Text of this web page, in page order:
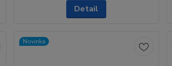
Detail
Novinka